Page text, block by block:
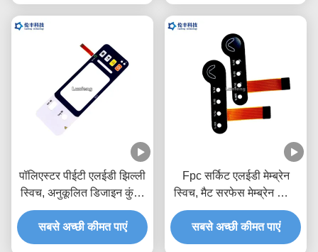
पॉलिएस्टर पीईटी एलईडी झिल्ली
स्विच, अनुकूलित डिजाइन कुंजी
झिल्ली स्विच
सबसे अच्छी कीमत पाएं
Fpc सर्किट एलईडी मेम्ब्रेन
स्विच, मैट सरफेस मेम्ब्रेन स्विच
कीपैड
सबसे अच्छी कीमत पाएं